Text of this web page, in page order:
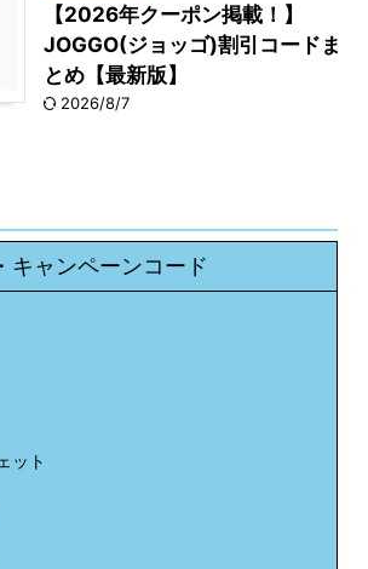
【2026年クーポン掲載！】
JOGGO(ジョッゴ)割引コードま
とめ【最新版】
2026/8/7
キャンペーンコード
ット